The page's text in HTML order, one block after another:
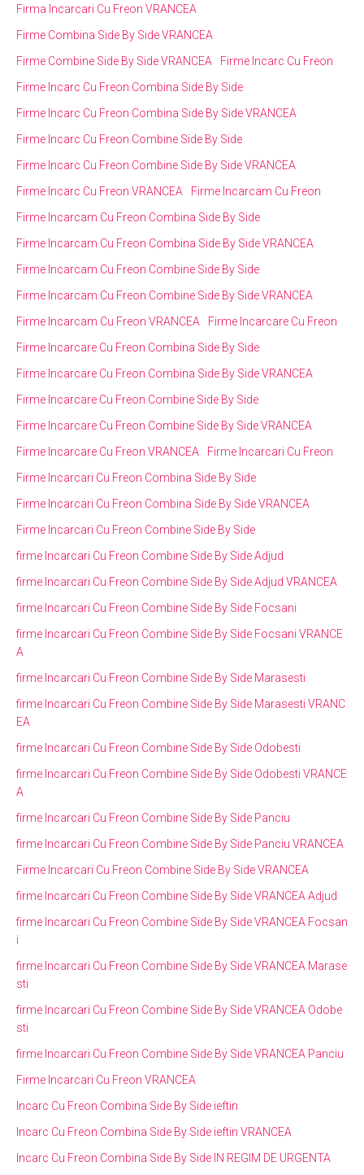
Firma Incarcari Cu Freon VRANCEA
Firme Combina Side By Side VRANCEA
Firme Combine Side By Side VRANCEA
Firme Incarc Cu Freon
Firme Incarc Cu Freon Combina Side By Side
Firme Incarc Cu Freon Combina Side By Side VRANCEA
Firme Incarc Cu Freon Combine Side By Side
Firme Incarc Cu Freon Combine Side By Side VRANCEA
Firme Incarc Cu Freon VRANCEA
Firme Incarcam Cu Freon
Firme Incarcam Cu Freon Combina Side By Side
Firme Incarcam Cu Freon Combina Side By Side VRANCEA
Firme Incarcam Cu Freon Combine Side By Side
Firme Incarcam Cu Freon Combine Side By Side VRANCEA
Firme Incarcam Cu Freon VRANCEA
Firme Incarcare Cu Freon
Firme Incarcare Cu Freon Combina Side By Side
Firme Incarcare Cu Freon Combina Side By Side VRANCEA
Firme Incarcare Cu Freon Combine Side By Side
Firme Incarcare Cu Freon Combine Side By Side VRANCEA
Firme Incarcare Cu Freon VRANCEA
Firme Incarcari Cu Freon
Firme Incarcari Cu Freon Combina Side By Side
Firme Incarcari Cu Freon Combina Side By Side VRANCEA
Firme Incarcari Cu Freon Combine Side By Side
firme Incarcari Cu Freon Combine Side By Side Adjud
firme Incarcari Cu Freon Combine Side By Side Adjud VRANCEA
firme Incarcari Cu Freon Combine Side By Side Focsani
firme Incarcari Cu Freon Combine Side By Side Focsani VRANCE
A
firme Incarcari Cu Freon Combine Side By Side Marasesti
firme Incarcari Cu Freon Combine Side By Side Marasesti VRANC
EA
firme Incarcari Cu Freon Combine Side By Side Odobesti
firme Incarcari Cu Freon Combine Side By Side Odobesti VRANCE
A
firme Incarcari Cu Freon Combine Side By Side Panciu
firme Incarcari Cu Freon Combine Side By Side Panciu VRANCEA
Firme Incarcari Cu Freon Combine Side By Side VRANCEA
firme Incarcari Cu Freon Combine Side By Side VRANCEA Adjud
firme Incarcari Cu Freon Combine Side By Side VRANCEA Focsan
i
firme Incarcari Cu Freon Combine Side By Side VRANCEA Marase
sti
firme Incarcari Cu Freon Combine Side By Side VRANCEA Odobe
sti
firme Incarcari Cu Freon Combine Side By Side VRANCEA Panciu
Firme Incarcari Cu Freon VRANCEA
Incarc Cu Freon Combina Side By Side ieftin
Incarc Cu Freon Combina Side By Side ieftin VRANCEA
Incarc Cu Freon Combina Side By Side IN REGIM DE URGENTA